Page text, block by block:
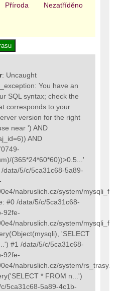
Příroda
Nezatříděno
: Uncaught
You have an
SQL syntax; check the
corresponds to your
version for the right
near ') AND
AND
(365*24*60*60))>0.5...'
data/5/c/5ca31c68-5a89-
nabruslich.cz/system/
#0 /data/5/c/5ca31c68-
92fe-
nabruslich.cz/system/
'SELECT
#1 /data/5/c/5ca31c68-
92fe-
nabruslich.cz/system/
* FROM n...')
5ca31c68-5a89-4c1b-